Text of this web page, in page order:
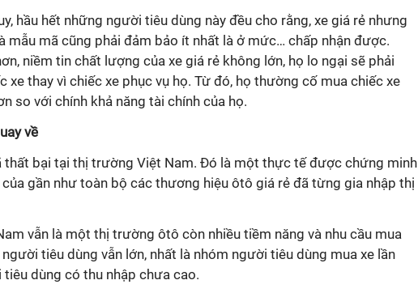
hầu hết những người tiêu dùng này đều cho rằng, xe giá rẻ nhưng
mẫu mã cũng phải đảm bảo ít nhất là ở mức… chấp nhận được.
niềm tin chất lượng của xe giá rẻ không lớn, họ lo ngại sẽ phải
xe thay vì chiếc xe phục vụ họ. Từ đó, họ thường cố mua chiếc xe
so với chính khả năng tài chính của họ.
về
thất bại tại thị trường Việt Nam. Đó là một thực tế được chứng minh
gần như toàn bộ các thương hiệu ôtô giá rẻ đã từng gia nhập thị
vẫn là một thị trường ôtô còn nhiều tiềm năng và nhu cầu mua
tiêu dùng vẫn lớn, nhất là nhóm người tiêu dùng mua xe lần
tiêu dùng có thu nhập chưa cao.